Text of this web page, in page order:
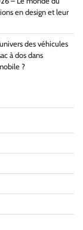
en design et leur
des véhicules
à dos dans
?